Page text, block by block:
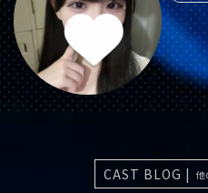
CAST BLOG | 他